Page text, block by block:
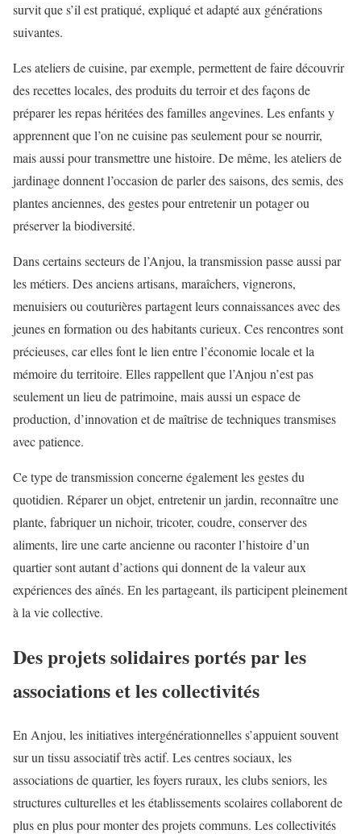
survit que s’il est pratiqué, expliqué et adapté aux générations
suivantes.
Les ateliers de cuisine, par exemple, permettent de faire découvrir
des recettes locales, des produits du terroir et des façons de
préparer les repas héritées des familles angevines. Les enfants y
apprennent que l’on ne cuisine pas seulement pour se nourrir,
mais aussi pour transmettre une histoire. De même, les ateliers de
jardinage donnent l’occasion de parler des saisons, des semis, des
plantes anciennes, des gestes pour entretenir un potager ou
préserver la biodiversité.
Dans certains secteurs de l’Anjou, la transmission passe aussi par
les métiers. Des anciens artisans, maraîchers, vignerons,
menuisiers ou couturières partagent leurs connaissances avec des
jeunes en formation ou des habitants curieux. Ces rencontres sont
précieuses, car elles font le lien entre l’économie locale et la
mémoire du territoire. Elles rappellent que l’Anjou n’est pas
seulement un lieu de patrimoine, mais aussi un espace de
production, d’innovation et de maîtrise de techniques transmises
avec patience.
Ce type de transmission concerne également les gestes du
quotidien. Réparer un objet, entretenir un jardin, reconnaître une
plante, fabriquer un nichoir, tricoter, coudre, conserver des
aliments, lire une carte ancienne ou raconter l’histoire d’un
quartier sont autant d’actions qui donnent de la valeur aux
expériences des aînés. En les partageant, ils participent pleinement
à la vie collective.
Des projets solidaires portés par les
associations et les collectivités
En Anjou, les initiatives intergénérationnelles s’appuient souvent
sur un tissu associatif très actif. Les centres sociaux, les
associations de quartier, les foyers ruraux, les clubs seniors, les
structures culturelles et les établissements scolaires collaborent de
plus en plus pour monter des projets communs. Les collectivités